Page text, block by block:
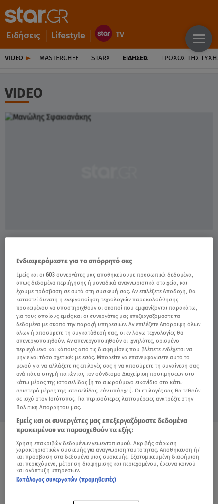
Ειδήσεις Lifestyle
VIDEO MASTERCHEF STARX ΕΙΔΉΣΕΙΣ ΤΡΟΧΌΣ ΤΗΣ
VIDEO
Πέμπτη 6 Αυγούστου 2026
13.05.22, 18:10 ΕΛΛΑΔΑ
Τραπεζικούς Λογαριασμούς Μας - Video
TAGS: ΜΑΝΩΛΗΣ ΣΦΑΚΙΑΝΑΚΗΣ ΑΛΗΘΕΙΕΣ ΜΕ ΤΗ ΖΗΝΑ
ΟΛΑ ΤΑ ΒΙΝΤΕΟ
Ενδιαφερόμαστε για το απόρρητό σας
Εμείς και οι603 συνεργάτες μας αποθηκεύουμε προσωπικά δεδομένα,
όπως δεδομένα περιήγησης ή μοναδικά αναγνωριστικά στοιχεία, και
έχουμε πρόσβαση σε αυτά στη συσκευή σας. Αν επιλέξετε Αποδοχή, θα
καταστεί δυνατή η ενεργοποίηση τεχνολογιών παρακολούθησης
προκειμένου να υποστηριχθούν οι σκοποί που εμφανίζονται παρακάτω,
για τους οποίους εμείς και οι συνεργάτες μας επεξεργαζόμαστε τα
δεδομένα με σκοπό την παροχή υπηρεσιών. Αν επιλέξετε Απόρριψη όλων
όλων ή αποσύρετε τη συγκατάθεσή σας, οι εν λόγω τεχνολογίες θα
απενεργοποιηθούν. Αν απενεργοποιηθούν οι ιχνηλάτες, ορισμένο
περιεχόμενο και κάποιες από τις διαφημίσεις που βλέπετε ενδέχεται να
μην είναι τόσο σχετικές με εσάς. Μπορείτε να επανεμφανίσετε αυτό το
μενού για να αλλάξετε τις επιλογές σας ή να αποσύρετε τη συναίνεσή σας
ανά πάσα στιγμή πατώντας τον σύνδεσμο Διαχείριση προτιμήσεων στο
κάτω μέρος της ιστοσελίδας [ή το αιωρούμενο εικονίδιο στο κάτω
αριστερό μέρος της ιστοσελίδας, εάν υπάρχει]. Οι επιλογές σας θα τεθούν
σε ισχύ στον Ιστότοπος. Για περισσότερες λεπτομέρειες ανατρέξτε στην
Πολιτική Απορρήτου μας.
Εμείς και οι συνεργάτες μας επεξεργαζόμαστε δεδομένα
προκειμένου να παρασχεθούν τα εξής:
Χρήση επακριβών δεδομένων γεωεντοπισμού. Ακριβής σάρωση
χαρακτηριστικών συσκευής για αναγνώριση ταυτότητας. Αποθήκευση ή/
και πρόσβαση στα δεδομένα μιας συσκευής. Εξατομικευμένη διαφήμιση
και περιεχόμενο, μέτρηση διαφήμισης και περιεχομένου, έρευνα κοινού
και ανάπτυξη υπηρεσιών.
Κατάλογος συνεργατών (προμηθευτές)